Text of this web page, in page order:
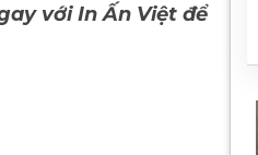
với In Ấn Việt để